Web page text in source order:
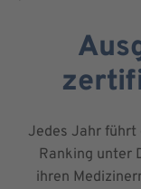
Jedes Jahr führt
Ranking unter
ihren